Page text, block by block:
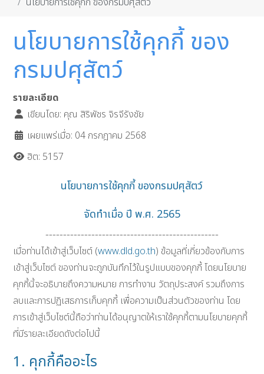
นโยบายการใช้คุกกี้ ของ
กรมปศุสัตว์
รายละเอียด
เขียนโดย: คุณ สิริพัชร จิรจีรังชัย
เผยแพร่เมื่อ: 04 กรกฎาคม 2568
ฮิต: 5157
นโยบายการใช้คุกกี้ ของกรมปศุสัตว์
จัดทำเมื่อ ปี พ.ศ. 2565
-------------------------------------------------
เมื่อท่านได้เข้าสู่เว็บไซต์ (www.dld.go.th) ข้อมูลที่เกี่ยวข้องกับการ
เข้าสู่เว็บไซต์ ของท่านจะถูกบันทึกไว้ในรูปแบบของคุกกี้ โดยนโยบาย
คุกกี้นี้จะอธิบายถึงความหมาย การทำงาน วัตถุประสงค์ รวมถึงการ
ลบและการปฏิเสธการเก็บคุกกี้ เพื่อความเป็นส่วนตัวของท่าน โดย
การเข้าสู่เว็บไซต์นี้ถือว่าท่านได้อนุญาตให้เราใช้คุกกี้ตามนโยบายคุกกี้
ที่มีรายละเอียดดังต่อไปนี้
1. คุกกี้คืออะไร